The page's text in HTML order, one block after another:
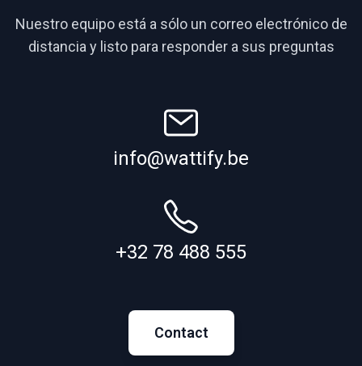
Nuestro equipo está a sólo un correo electrónico de
distancia y listo para responder a sus preguntas
info@wattify.be
+32 78 488 555
Contact